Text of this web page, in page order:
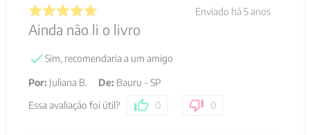
Enviado há 5 anos
Ainda não li o livro
Sim, recomendaria a um amigo
Por: Juliana B. De: Bauru - SP
Essa avaliação foi útil?
0 0